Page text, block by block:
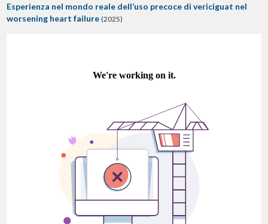
Esperienza nel mondo reale dell’uso precoce di vericiguat nel
worsening heart failure (2025)